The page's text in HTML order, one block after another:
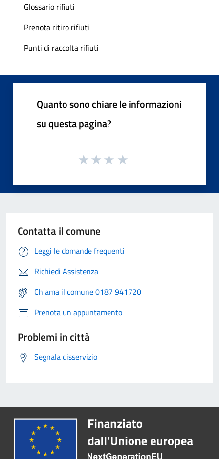
Glossario rifiuti
Prenota ritiro rifiuti
Punti di raccolta rifiuti
Quanto sono chiare le informazioni
su questa pagina?
Contatta il comune
Leggi le domande frequenti
Richiedi Assistenza
Chiama il comune 0187 941720
Prenota un appuntamento
Problemi in città
Segnala disservizio